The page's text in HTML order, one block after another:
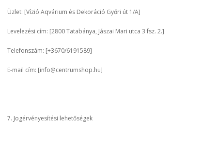
Üzlet: [Vízió Aqvárium és Dekoráció Győri út 1/A]
Levelezési cím: [2800 Tatabánya, Jászai Mari utca 3 fsz. 2.]
Telefonszám: [+3670/6191589]
E-mail cím: [info@centrumshop.hu]
7. Jogérvényesítési lehetőségek